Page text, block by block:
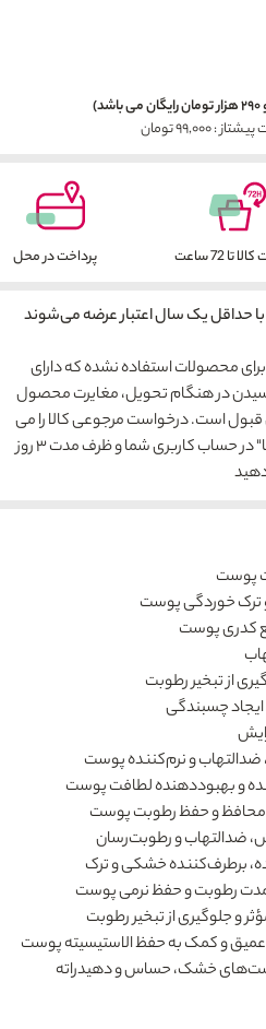
: ۹۹,۰۰۰ تومان
تا 72 ساعت پرداخت در محل
با حداقل یک سال اعتبار عرضه می‌شوند
محصولات استفاده نشده که دارای
در هنگام تحویل، مغایرت محصول
است. درخواست مرجوعی کالا را می
توانید در بخش "سفارش شما" در حساب کاربری شما و ظرف مدت ۳ روز
پوست
ترک خوردگی پوست
کدری پوست
از تبخیر رطوبت
چسبندگی
ضدالتهاب و نرم‌کننده پوست
و بهبوددهنده لطافت پوست
محافظ و حفظ رطوبت پوست
ضدالتهاب و رطوبت‌رسان
برطرف‌کننده خشکی و ترک
و جلوگیری از تبخیر رطوبت
عمیق و کمک به حفظ الاستیسیته پوست
خشک، حساس و دهیدراته